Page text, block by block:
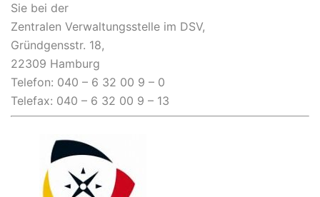
Sie bei der
Zentralen Verwaltungsstelle im DSV,
Gründgensstr. 18,
22309 Hamburg
Telefon: 040 – 6 32 00 9 – 0
Telefax: 040 – 6 32 00 9 – 13